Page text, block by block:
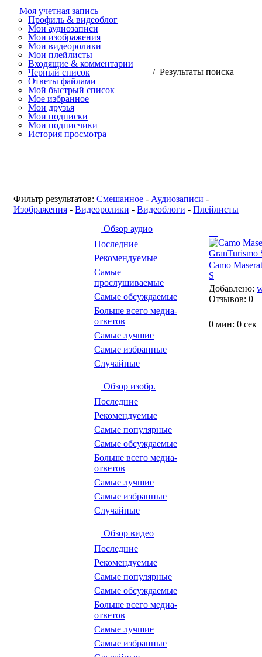
Моя учетная запись
Профиль & видеоблог
Мои аудиозаписи
Мои изображения
Мои видеоролики
Мои плейлисты
Входящие & комментарии
Черный список
Ответы файлами
Мой быстрый список
Мое избранное
Мои друзья
Мои подписки
Мои подписчики
История просмотра
/ Результаты поиска
Фильтр результатов: Смешанное - Аудиозаписи -
Изображения - Видеоролики - Видеоблоги - Плейлисты
Обзор аудио
Последние
Рекомендуемые
Самые
прослушиваемые
Самые обсуждаемые
Больше всего медиа-
ответов
Самые лучшие
Самые избранные
Случайные
Обзор изобр.
Последние
Рекомендуемые
Самые популярные
Самые обсуждаемые
Больше всего медиа-
ответов
Самые лучшие
Самые избранные
Случайные
Обзор видео
Последние
Рекомендуемые
Самые популярные
Самые обсуждаемые
Больше всего медиа-
ответов
Самые лучшие
Самые избранные
Camo
S
Добавлено:
Отзывов: 0
0 мин: 0 сек